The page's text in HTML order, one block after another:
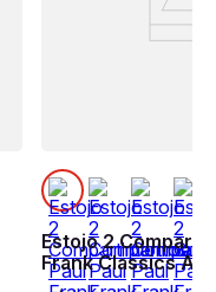
Estojo 2
Frank Classics
Aquamarine